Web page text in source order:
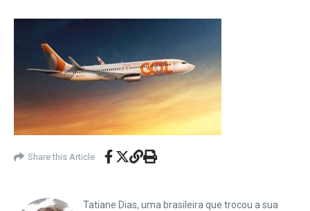
Share this Article
Tatiane Dias, uma brasileira que trocou a sua